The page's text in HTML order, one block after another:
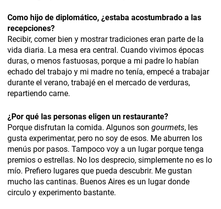
Como hijo de diplomático, ¿estaba acostumbrado a las
recepciones?
Recibir, comer bien y mostrar tradiciones eran parte de la
vida diaria. La mesa era central. Cuando vivimos épocas
duras, o menos fastuosas, porque a mi padre lo habían
echado del trabajo y mi madre no tenía, empecé a trabajar
durante el verano, trabajé en el mercado de verduras,
repartiendo carne.
¿Por qué las personas eligen un restaurante?
Porque disfrutan la comida. Algunos son gourmets, les
gusta experimentar, pero no soy de esos. Me aburren los
menús por pasos. Tampoco voy a un lugar porque tenga
premios o estrellas. No los desprecio, simplemente no es lo
mío. Prefiero lugares que pueda descubrir. Me gustan
mucho las cantinas. Buenos Aires es un lugar donde
circulo y experimento bastante.